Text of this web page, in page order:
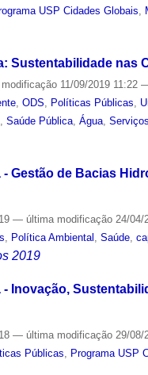
USP Cidades Globais,
Sustentabilidade nas
11/09/2019 11:22
,ODS Políticas Públicas
,Saúde Pública ,Água ,
de Bacias
— última modificação 24/04/
Política Ambiental ,Saúde ,
2019
Inovação,
— última modificação 29/08/
Públicas, Programa USP